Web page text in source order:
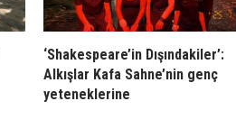
‘Shakespeare’in Dışındakiler’:
Alkışlar Kafa Sahne’nin genç
yeteneklerine